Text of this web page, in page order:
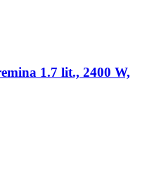
1.7 lit., 2400 W,